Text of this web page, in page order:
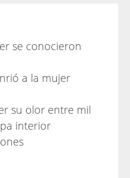
se conocieron
a la mujer
su olor entre mil
interior